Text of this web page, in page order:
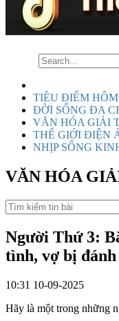
TIÊU ĐIỂM
ĐỜI SỐNG ĐA
VĂN HÓA GIẢI
THẾ GIỚI ĐIỆN
NHỊP SỐNG
VĂN HÓA
Người Thứ 3:
tình, vợ bị
10:31 10-09-2025
Hãy là một trong những